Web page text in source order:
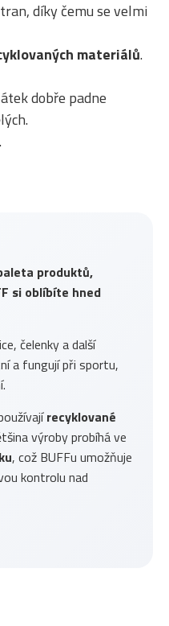
produktů,
si oblíbíte hned
čelenky a další
a fungují při sportu,
recyklované
výroby probíhá ve
, což BUFFu umožňuje
kontrolu nad
díky čemu se velmi
materiálů.
dobře padne
.